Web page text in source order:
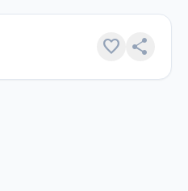
favorite share